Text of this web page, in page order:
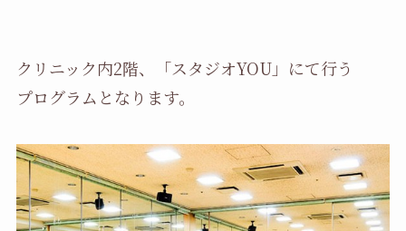
クリニック内2階、「スタジオYOU」にて行う
プログラムとなります。